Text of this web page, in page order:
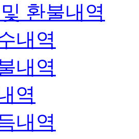
환불내역
내역
내역
역
내역